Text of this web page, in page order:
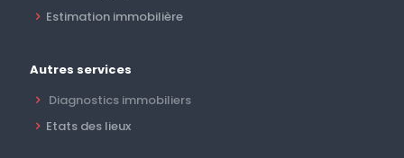
Estimation immobilière
Autres services
Diagnostics immobiliers
Etats des lieux